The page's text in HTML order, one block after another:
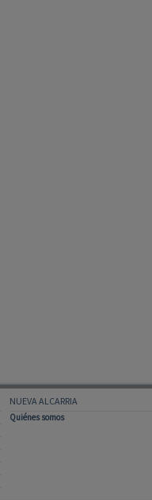
NUEVA ALCARRIA
Quiénes somos